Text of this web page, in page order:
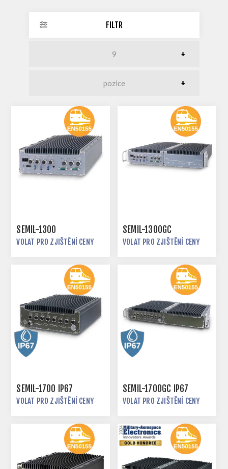
FILTR
SEMIL-1300
VOLAT PRO ZJIŠTĚNÍ CENY
SEMIL-1300GC
VOLAT PRO ZJIŠTĚNÍ CENY
SEMIL-1700 IP67
VOLAT PRO ZJIŠTĚNÍ CENY
SEMIL-1700GC IP67
VOLAT PRO ZJIŠTĚNÍ CENY